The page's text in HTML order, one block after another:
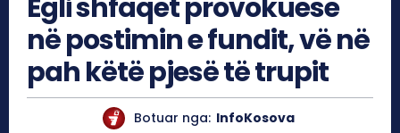
Egli shfaqet provokuese
në postimin e fundit, vë në
pah këtë pjesë të trupit
Botuar nga: InfoKosova